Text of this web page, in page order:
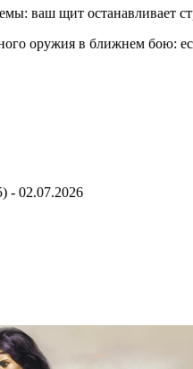
ваш щит останавливает
оружия в ближнем бою:
- 02.07.2026